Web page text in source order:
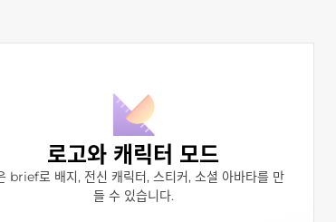
로고와 캐릭터 모드
brief로 배지, 전신 캐릭터, 스티커, 소셜 아바타를 만
들 수 있습니다.